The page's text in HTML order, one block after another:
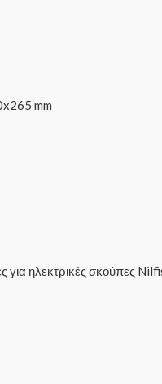
mm
για ηλεκτρικές σκούπες